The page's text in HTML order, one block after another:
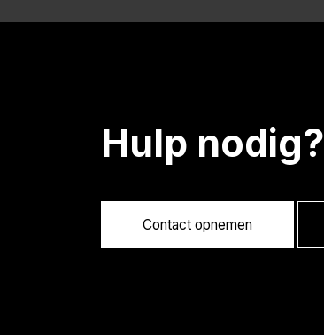
Hulp nodig?
Contact opnemen